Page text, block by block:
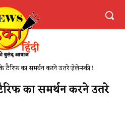
टैरिफ का समर्थन करने उतरे ज़ेलेन्स्की !
का समर्थन करने उतरे